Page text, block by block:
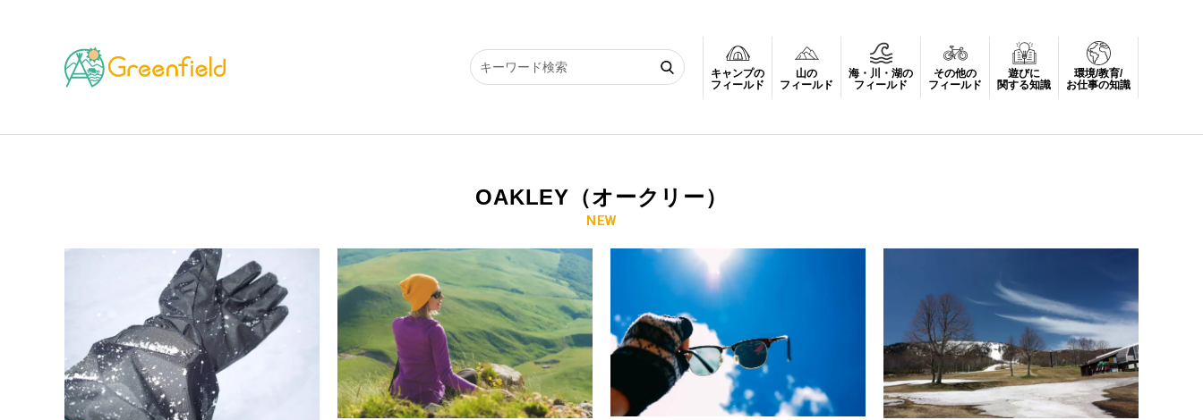
キャンプの
フィールド
山の
フィールド
海・川・湖の
フィールド
その他の
フィールド
遊びに
関する知識
環境/教育/
お仕事の知識
TOP ブランド OAKLEY（オークリー）
OAKLEY（オークリー）
NEW